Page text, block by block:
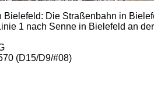
Bielefeld: Die Straßenbahn in
1 nach Senne in Bielefeld an
(D15/D9/#08)